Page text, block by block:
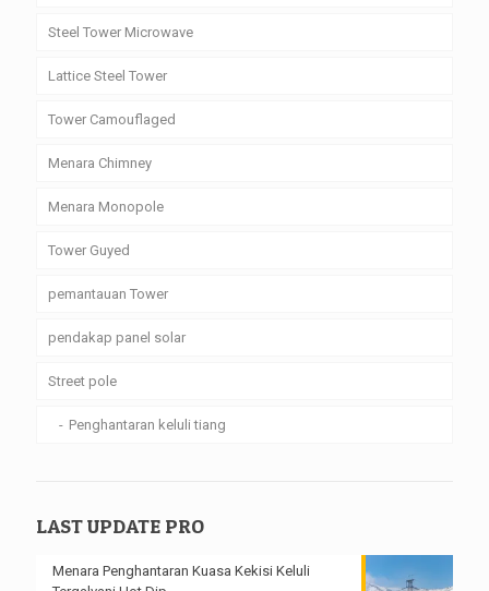
Steel Tower Microwave
Lattice Steel Tower
Tower Camouflaged
Menara Chimney
Menara Monopole
Tower Guyed
pemantauan Tower
pendakap panel solar
Street pole
Penghantaran keluli tiang
LAST UPDATE PRO
Menara Penghantaran Kuasa Kekisi Keluli